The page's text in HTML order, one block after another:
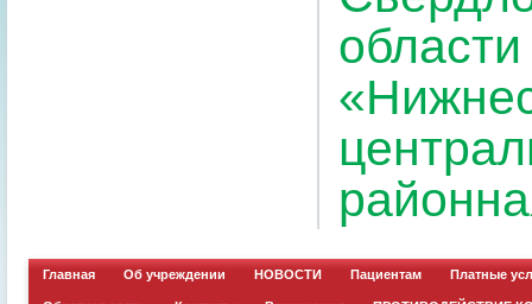
области
Главная Об учреждении НОВОСТИ Пациентам Платные